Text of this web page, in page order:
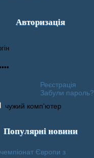
Авторизація
Реєстрація
Забули пароль?
чужий комп'ютер
Популярні новини
чемпіонат Європи з